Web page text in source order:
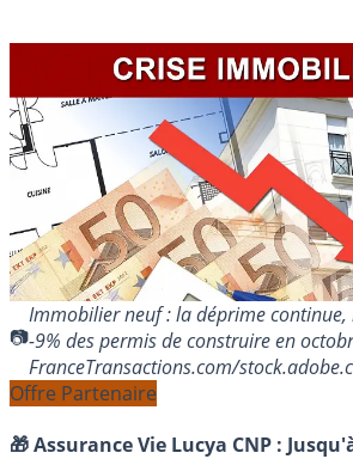
Immobilier neuf : la déprime continue,
-9% des permis de construire en
FranceTransactions.com/
Offre Partenaire
🎁 Assurance Vie Lucya CNP :